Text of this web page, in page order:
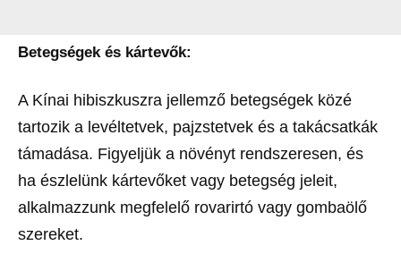
Betegségek és kártevők:
A Kínai hibiszkuszra jellemző betegségek közé
tartozik a levéltetvek, pajzstetvek és a takácsatkák
támadása. Figyeljük a növényt rendszeresen, és
ha észlelünk kártevőket vagy betegség jeleit,
alkalmazzunk megfelelő rovarirtó vagy gombaölő
szereket.